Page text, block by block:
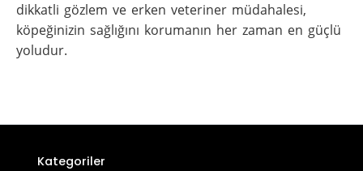
dikkatli gözlem ve erken veteriner müdahalesi,
köpeğinizin sağlığını korumanın her zaman en güçlü
yoludur.
Kategoriler